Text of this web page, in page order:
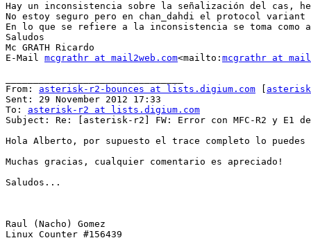
Hay un inconsistencia sobre la señalización del
No estoy seguro pero en chan_dahdi el protocol
En lo que se refiere a la inconsistencia se toma
Saludos
Mc GRATH Ricardo
E-Mail mcgrathr at mail2web.com<mailto: mcgrathr at
From: asterisk-r2-bounces at lists.digium.com
Sent: 29 November 2012 17:33
To: asterisk-r2 at lists.digium.com
Subject: Re: [asterisk-r2] FW: Error con MFC-R2 y E1
Hola Alberto, por supuesto el trace completo lo
Muchas gracias, cualquier comentario es apreciado!
Saludos...
Raul (Nacho) Gomez
Linux Counter #156439